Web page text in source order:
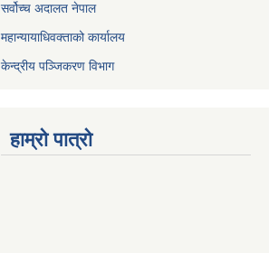
सर्वोच्च अदालत नेपाल
महान्यायाधिवक्ताको कार्यालय
केन्द्रीय पञ्जिकरण विभाग
हाम्रो पात्रो